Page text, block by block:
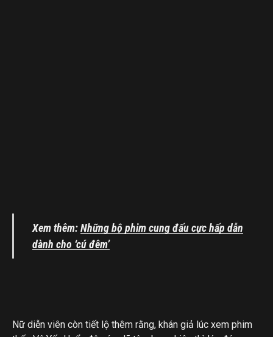
Xem thêm:Những bộ phim cung đấu cực hấp dẫn
dành cho ‘cú đêm’
Nữ diễn viên còn tiết lộ thêm rằng, khán giả lúc xem phim